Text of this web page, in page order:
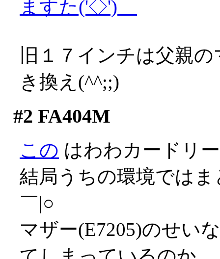
ますた('◇')ゞ
旧１７インチは父親
き換え(^^;;)
#2 FA404M
この はわわカードリ
結局うちの環境では
￣|○
マザー(E7205)のせい